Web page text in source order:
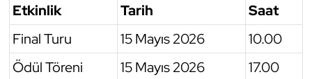
Etkinlik Tarih
Saat
Final Turu
15 Mayıs 2026
10.00
Ödül Töreni
15 Mayıs 2026 17.00